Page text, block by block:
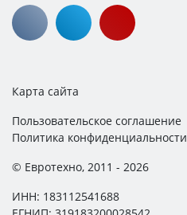
Карта сайта
Пользовательское соглашение
Политика конфиденциальности
© Евротехно, 2011 - 2026
ИНН: 183112541688